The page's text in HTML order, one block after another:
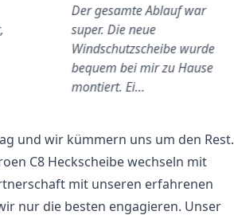
Der gesamte Ablauf war
super. Die neue
Windschutzscheibe wurde
bequem bei mir zu Hause
montiert. Ei…
und wir kümmern uns um den Rest.
C8 Heckscheibe wechseln mit
mit unseren erfahrenen
nur die besten engagieren. Unser